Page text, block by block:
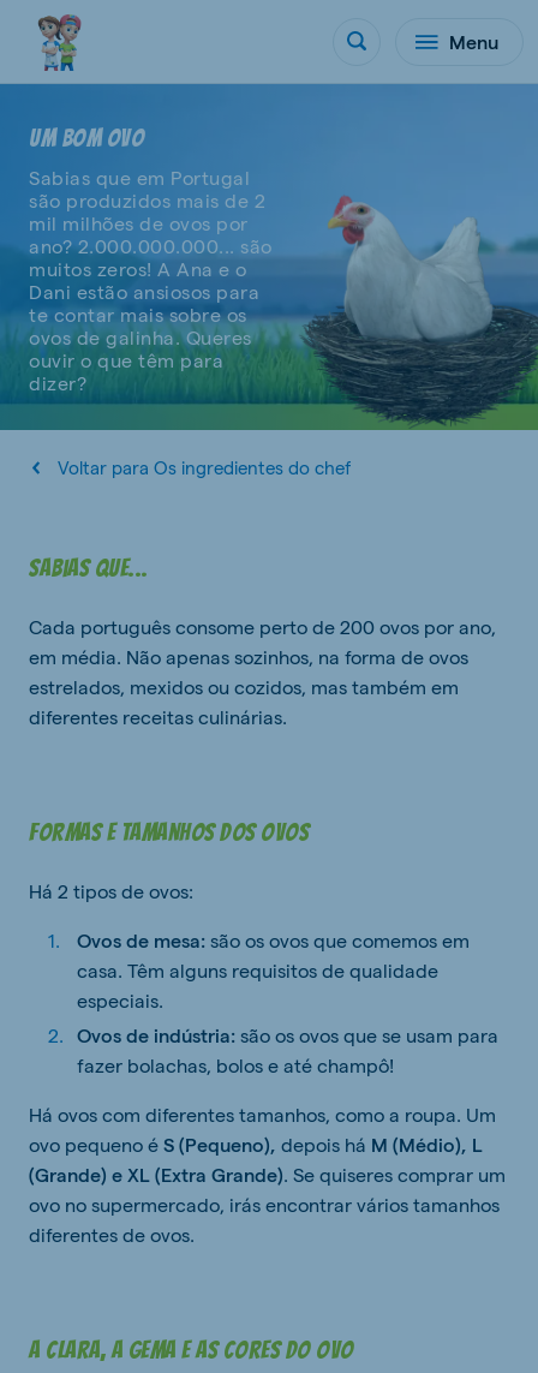
Menu
UM BOM OVO
Sabias que em Portugal
são produzidos mais de 2
mil milhões de ovos por
ano? 2.000.000.000... são
muitos zeros! A Ana e o
Dani estão ansiosos para
te contar mais sobre os
ovos de galinha. Queres
ouvir o que têm para
dizer?
Voltar para Os ingredientes do chef
Sabias que...
Cada português consome perto de 200 ovos por ano,
em média. Não apenas sozinhos, na forma de ovos
estrelados, mexidos ou cozidos, mas também em
diferentes receitas culinárias.
Formas e tamanhos dos ovos
Há 2 tipos de ovos:
Ovos de mesa: são os ovos que comemos em
casa. Têm alguns requisitos de qualidade
especiais.
Ovos de indústria: são os ovos que se usam para
fazer bolachas, bolos e até champô!
Há ovos com diferentes tamanhos, como a roupa. Um
ovo pequeno é S (Pequeno), depois há M (Médio), L
(Grande) e XL (Extra Grande). Se quiseres comprar um
ovo no supermercado, irás encontrar vários tamanhos
diferentes de ovos.
A clara, a gema e as cores do ovo